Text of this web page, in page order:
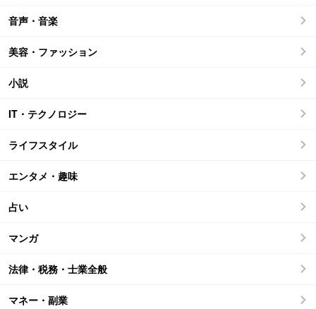
音声・音楽
美容・ファッション
小説
IT・テクノロジー
ライフスタイル
エンタメ・趣味
占い
マンガ
法律・税務・士業全般
マネー・副業